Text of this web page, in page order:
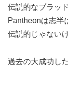
伝説的なブラッ
Pantheonは志半
伝説的じゃない
過去の大成功し